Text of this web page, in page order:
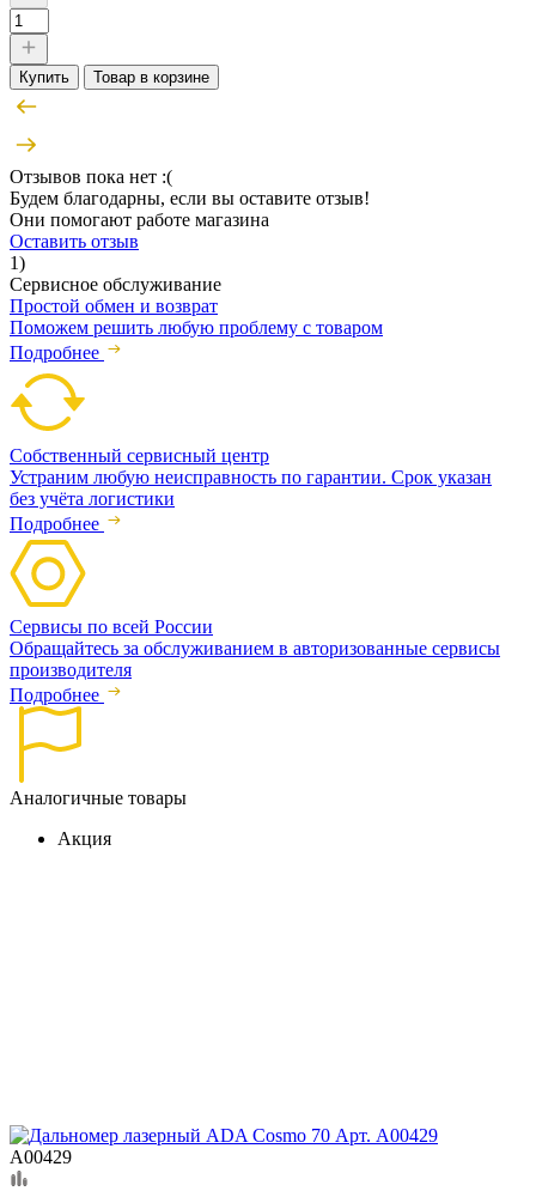
Купить Товар в корзине
Отзывов пока нет :(
Будем благодарны, если вы оставите отзыв!
Они помогают работе магазина
Оставить отзыв
1)
Сервисное обслуживание
Простой обмен и возврат
Поможем решить любую проблему с товаром
Подробнее
Собственный сервисный центр
Устраним любую неисправность по гарантии. Срок указан
без учёта логистики
Подробнее
Сервисы по всей России
Обращайтесь за обслуживанием в авторизованные сервисы
производителя
Подробнее
Аналогичные товары
Акция
А00429